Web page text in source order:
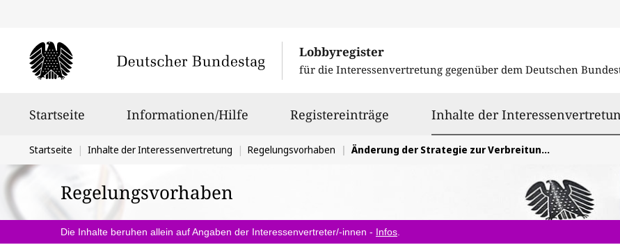
Lobbyregister
für die Interessenvertretung gegenüber dem Deutschen
Startseite Informationen/Hilfe Registereinträge Inhalte der
Sie
befinden
sich
hier:
Startseite Inhalte der Interessenvertretung Regelungsvorhaben Änderung der Strategie zur Verbreitung der E-Mobilität und Ausbau der Ladeinfrastruktur
Regelungsvorhaben
Die Inhalte beruhen allein auf Angaben der Interessenvertreter/-innen - Infos